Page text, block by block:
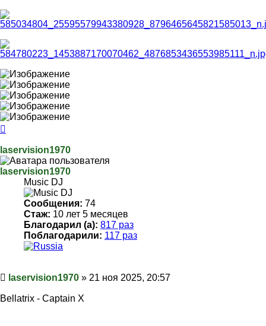
началу
laservision1970
laservision1970
Music DJ
Сообщения: 74
Стаж: 10 лет 5 месяцев
Благодарил (а): 817 раз
Поблагодарили: 117 раз
Сообщение
laservision1970 » 21 ноя 2025, 20:57
Bellatrix - Captain X